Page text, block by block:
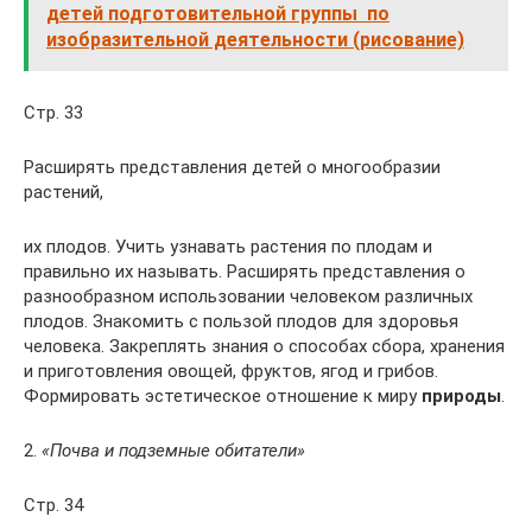
детей подготовительной группы по
изобразительной деятельности (рисование)
Стр. 33
Расширять представления детей о многообразии
растений,
их плодов. Учить узнавать растения по плодам и
правильно их называть. Расширять представления о
разнообразном использовании человеком различных
плодов. Знакомить с пользой плодов для здоровья
человека. Закреплять знания о способах сбора, хранения
и приготовления овощей, фруктов, ягод и грибов.
Формировать эстетическое отношение к миру природы.
2. «Почва и подземные обитатели»
Стр. 34